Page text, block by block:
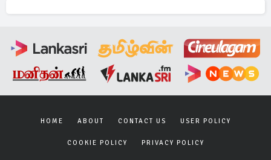
HOME ABOUT CONTACT US USER POLICY
COOKIE POLICY PRIVACY POLICY